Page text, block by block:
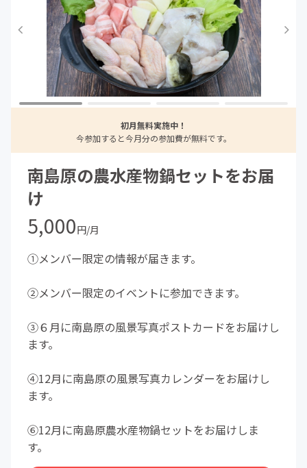
初月無料実施中！
今参加すると今月分の参加費が無料です。
南島原の農水産物鍋セットをお届
け
5,000円/月
①メンバー限定の情報が届きます。
②メンバー限定のイベントに参加できます。
③６月に南島原の風景写真ポストカードをお届けし
ます。
④12月に南島原の風景写真カレンダーをお届けし
ます。
⑥12月に南島原農水産物鍋セットをお届けしま
す。